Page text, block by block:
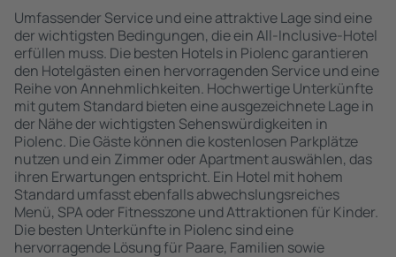
Umfassender Service und eine attraktive Lage sind eine
der wichtigsten Bedingungen, die ein All-Inclusive-Hotel
erfüllen muss. Die besten Hotels in Piolenc garantieren
den Hotelgästen einen hervorragenden Service und eine
Reihe von Annehmlichkeiten. Hochwertige Unterkünfte
mit gutem Standard bieten eine ausgezeichnete Lage in
der Nähe der wichtigsten Sehenswürdigkeiten in
Piolenc. Die Gäste können die kostenlosen Parkplätze
nutzen und ein Zimmer oder Apartment auswählen, das
ihren Erwartungen entspricht. Ein Hotel mit hohem
Standard umfasst ebenfalls abwechslungsreiches
Menü, SPA oder Fitnesszone und Attraktionen für Kinder.
Die besten Unterkünfte in Piolenc sind eine
hervorragende Lösung für Paare, Familien sowie